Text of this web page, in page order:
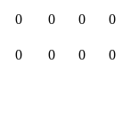
0 0 0 0
0 0 0 0